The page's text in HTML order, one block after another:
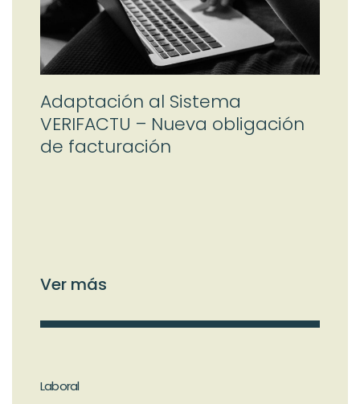
Adaptación al Sistema
VERIFACTU – Nueva obligación
de facturación
Ver más
Laboral